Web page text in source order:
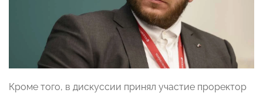
Кроме того, в дискуссии принял участие проректор